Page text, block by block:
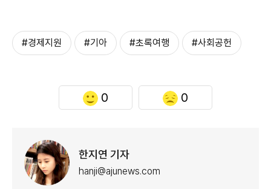
#경제지원 #기아 #초록여행 #사회공헌
0 0
한지연 기자
hanji@ajunews.com